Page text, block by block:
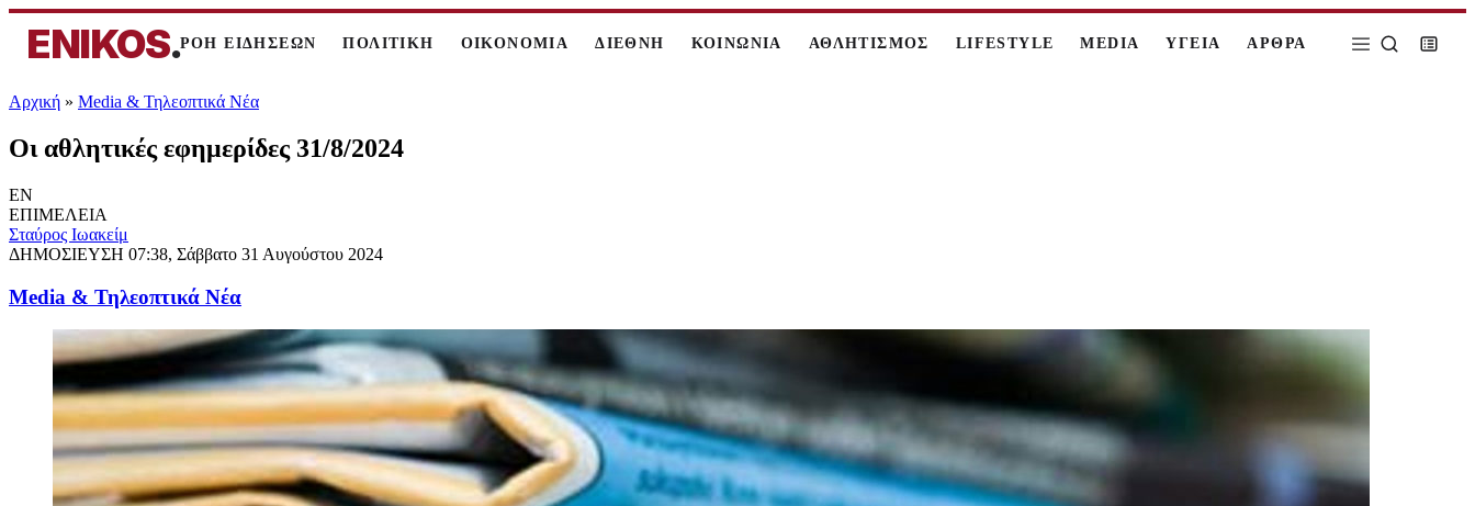
ENIKOS.ΡΟΗ ΕΙΔΗΣΕΩΝ ΠΟΛΙΤΙΚΗ ΟΙΚΟΝΟΜΙΑ ΔΙΕΘΝΗ ΚΟΙΝΩΝΙΑ ΑΘΛΗΤΙΣΜΟΣ LIFESTYLE MEDIA ΥΓΕΙΑ ΑΡΘΡΑ
Αρχική » Media & Τηλεοπτικά Νέα
Οι αθλητικές εφημερίδες 31/8/2024
EN
ΕΠΙΜΕΛΕΙΑ
Σταύρος Ιωακείμ
ΔΗΜΟΣΙΕΥΣΗ 07:38, Σάββατο 31 Αυγούστου 2024
Media & Τηλεοπτικά Νέα